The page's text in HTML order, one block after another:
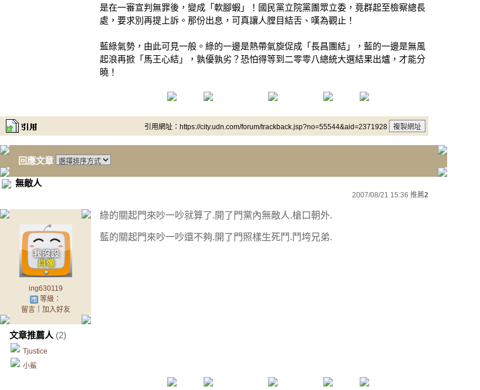
是在一審宣判無罪後，變成「軟腳蝦」！國民黨立院黨團眾立委，竟群起至檢察總長
處，要求別再提上訴。那份出息，可真讓人膛目結舌、嘆為觀止！
藍綠氣勢，由此可見一般。綠的一邊是熱帶氣旋促成「長昌團結」，藍的一邊是無風
起浪再掀「馬王心結」，孰優孰劣？恐怕得等到二零零八總統大選結果出爐，才能分
曉！
引用網址：https://city.udn.com/forum/trackback.jsp?no=55544&aid=2371928
回應文章
無敵人
2007/08/21 15:36 推薦2
ing630119
等級：
留言｜ 加入好友
文章推薦人 (2)
Tjustice
小鯊
綠的關起門來吵一吵就算了.開了門黨內無敵人.槍口朝外.
藍的關起門來吵一吵還不夠.開了門照樣生死鬥.鬥垮兄弟.